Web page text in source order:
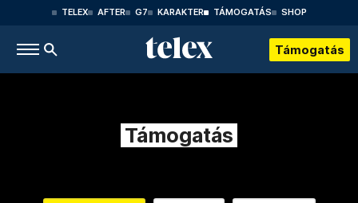
TELEX AFTER G7 KARAKTER TÁMOGATÁS SHOP
Támogatás
Támogatás